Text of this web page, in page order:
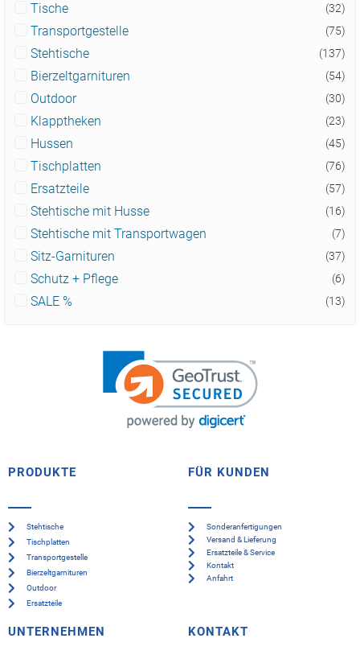
Tische (32)
Transportgestelle (75)
Stehtische (137)
Bierzeltgarnituren (54)
Outdoor (30)
Klapptheken (23)
Hussen (45)
Tischplatten (76)
Ersatzteile (57)
Stehtische mit Husse (16)
Stehtische mit Transportwagen (7)
Sitz-Garnituren (37)
Schutz + Pflege (6)
SALE % (13)
PRODUKTE
Stehtische
Tischplatten
Transportgestelle
Bierzeltgarnituren
Outdoor
Ersatzteile
FÜR KUNDEN
Sonderanfertigungen
Versand & Lieferung
Ersatzteile & Service
Kontakt
Anfahrt
UNTERNEHMEN KONTAKT